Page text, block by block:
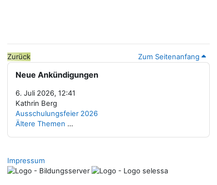
Zurück Zum Seitenanfang
Blöcke
Neue Ankündigungen überspringen
Neue Ankündigungen
6. Juli 2026, 12:41
Kathrin Berg
Ausschulungsfeier 2026
Ältere Themen ...
Impressum